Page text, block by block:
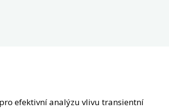
efektivní analýzu vlivu transientní